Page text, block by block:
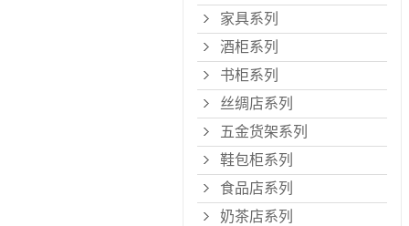
家具系列
酒柜系列
书柜系列
丝绸店系列
五金货架系列
鞋包柜系列
食品店系列
奶茶店系列